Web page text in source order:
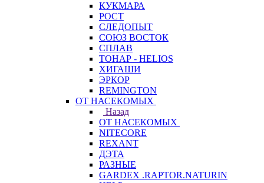
КУКМАРА
РОСТ
СЛЕДОПЫТ
СОЮЗ ВОСТОК
СПЛАВ
ТОНАР - HELIOS
ХИГАШИ
ЭРКОР
REMINGTON
ОТ НАСЕКОМЫХ
Назад
ОТ НАСЕКОМЫХ
NITECORE
REXANT
ДЭТА
РАЗНЫЕ
GARDEX .RAPTOR.NATURIN